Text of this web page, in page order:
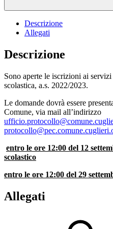
Descrizione
Allegati
Descrizione
Sono aperte le iscrizioni ai
scolastica, a.s. 2022/2023.
Le domande dovrà essere
Comune, via mail all’indirizzo
entro le ore 12:00 del 12
scolastico
entro le ore 12:00 del 29
Allegati